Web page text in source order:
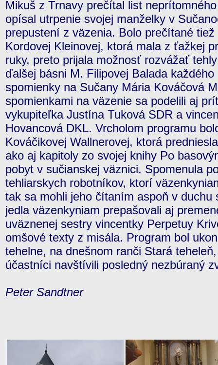
Mikuš z Trnavy prečítal list
opísal utrpenie svojej manželky v
prepustení z väzenia. Bolo prečítané
Kordovej Kleinovej, ktorá mala z ťažkej
ruky, preto prijala možnosť rozvážať
ďalšej básni M. Filipovej Balada
spomienky na Sučany Mária Kováčová
spomienkami na väzenie sa podelili aj
vykupiteľka Justína Tuková SDR a
Hovancová DKL. Vrcholom programu
Kováčikovej Wallnerovej, ktorá
ako aj kapitoly zo svojej knihy Po
pobyt v sučianskej väznici. Spomenula
tehliarskych robotníkov, ktorí
tak sa mohli jeho čítaním aspoň v
jedla väzenkyniam prepašovali aj
uväznenej sestry vincentky Perpetuy
omšové texty z misála. Program bol
tehelne, na dnešnom ranči Stará
účastníci navštívili posledný nezbúraný
Peter Sandtner